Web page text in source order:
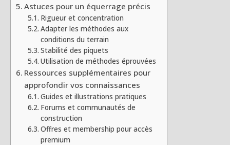
Astuces pour un équerrage précis
Rigueur et concentration
Adapter les méthodes aux
conditions du terrain
Stabilité des piquets
Utilisation de méthodes éprouvées
Ressources supplémentaires pour
approfondir vos connaissances
Guides et illustrations pratiques
Forums et communautés de
construction
Offres et membership pour accès
premium